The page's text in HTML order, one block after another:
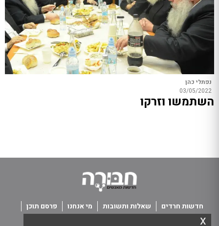
נפתלי כהן
03/05/2022
השתמשו וזרקו
x
חדשות חרדים שאלות ותשובות מי אנחנו
פרסם תוכן